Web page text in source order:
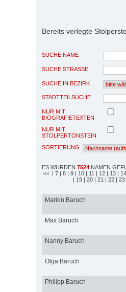
Bereits verlegte
SUCHE NAME
SUCHE STRASSE
SUCHE IN BEZIRK
STADTTEILSUCHE
NUR MIT
BIOGRAFIETEXTEN
NUR MIT
STOLPERTONSTEIN
SORTIERUNG
ES WURDEN 7524 NAMEN
<< | 7 | 8 | 9 | 10 | 11 | 12 | 13 | 14
| 19 | 20 | 21 | 22 | 23
Marion Baruch
Max Baruch
Nanny Baruch
Olga Baruch
Philipp Baruch